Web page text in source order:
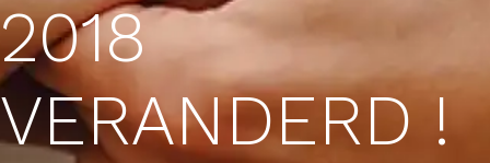
2018
VERANDERD !